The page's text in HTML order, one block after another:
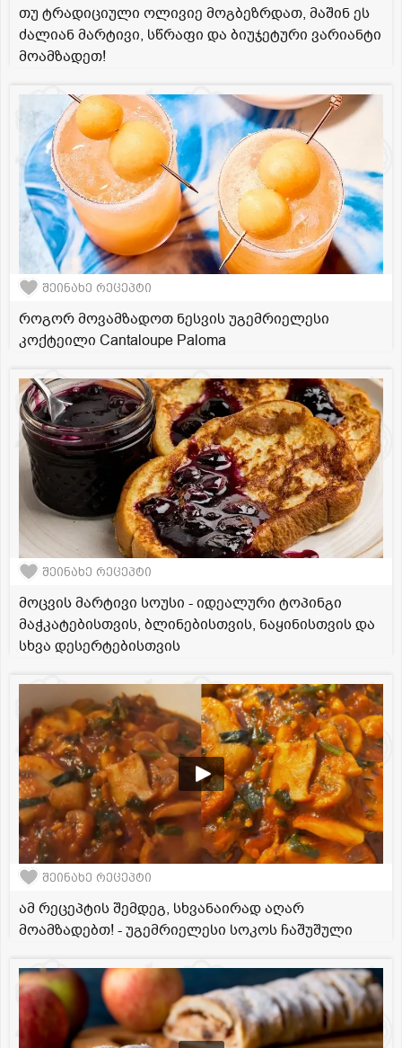
თუ ტრადიციული ოლივიე მოგბეზრდათ, მაშინ ეს
ძალიან მარტივი, სწრაფი და ბიუჯეტური ვარიანტი
მოამზადეთ!
შეინახე რეცეპტი
როგორ მოვამზადოთ ნესვის უგემრიელესი
კოქტეილი Cantaloupe Paloma
შეინახე რეცეპტი
მოცვის მარტივი სოუსი - იდეალური ტოპინგი
მაჭკატებისთვის, ბლინებისთვის, ნაყინისთვის და
სხვა დესერტებისთვის
შეინახე რეცეპტი
ამ რეცეპტის შემდეგ, სხვანაირად აღარ
მოამზადებთ! - უგემრიელესი სოკოს ჩაშუშული